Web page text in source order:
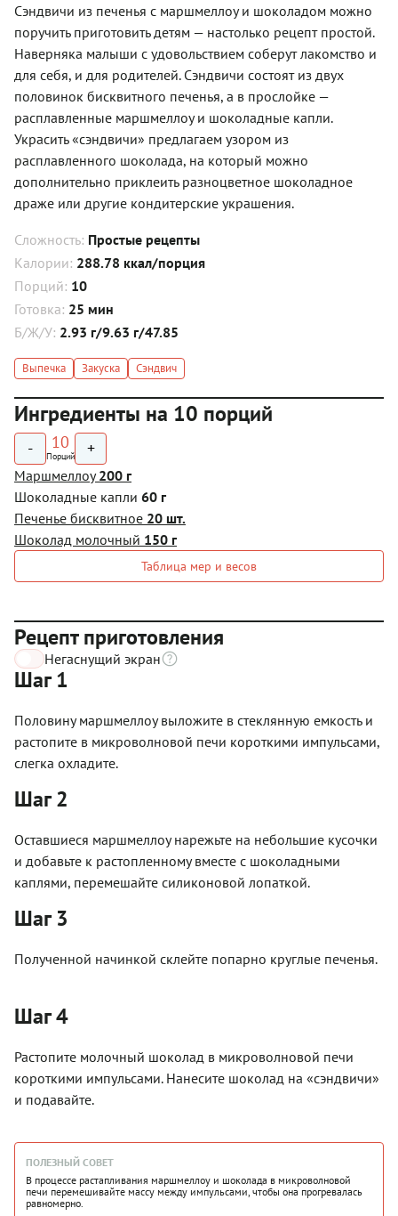
Сэндвичи из печенья с маршмеллоу и шоколадом можно
поручить приготовить детям — настолько рецепт простой.
Наверняка малыши с удовольствием соберут лакомство и
для себя, и для родителей. Сэндвичи состоят из двух
половинок бисквитного печенья, а в прослойке —
расплавленные маршмеллоу и шоколадные капли.
Украсить «сэндвичи» предлагаем узором из
расплавленного шоколада, на который можно
дополнительно приклеить разноцветное шоколадное
драже или другие кондитерские украшения.
Сложность: Простые рецепты
Калории: 288.78 ккал/порция
Порций: 10
Готовка: 25 мин
Б/Ж/У: 2.93 г/9.63 г/47.85
Выпечка Закуска Сэндвич
Ингредиенты на 10 порций
- 10
Порций +
Маршмеллоу200 г
Шоколадные капли 60 г
Печенье бисквитное 20 шт.
Шоколад молочный 150 г
Таблица мер и весов
Рецепт приготовления
Негаснущий экран
Шаг 1
Половину маршмеллоу выложите в стеклянную емкость и
растопите в микроволновой печи короткими импульсами,
слегка охладите.
Шаг 2
Оставшиеся маршмеллоу нарежьте на небольшие кусочки
и добавьте к растопленному вместе с шоколадными
каплями, перемешайте силиконовой лопаткой.
Шаг 3
Полученной начинкой склейте попарно круглые печенья.
Шаг 4
Растопите молочный шоколад в микроволновой печи
короткими импульсами. Нанесите шоколад на «сэндвичи»
и подавайте.
ПОЛЕЗНЫЙ СОВЕТ
В процессе растапливания маршмеллоу и шоколада в микроволновой
печи перемешивайте массу между импульсами, чтобы она прогревалась
равномерно.